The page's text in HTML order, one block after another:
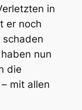
in
er noch
nun
die
mit allen